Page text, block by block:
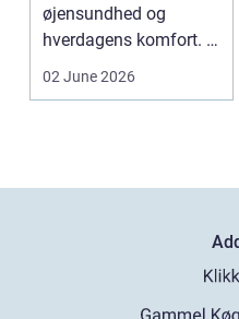
øjensundhed og
hverdagens komfort. I
en by som Aarhus, h...
02 June 2026